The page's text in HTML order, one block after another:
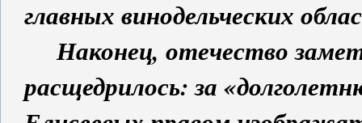
главных винодельческих
Наконец, отечество
расщедрилось: за